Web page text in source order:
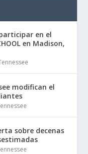
en el
en Madison,
modifican el
sobre decenas